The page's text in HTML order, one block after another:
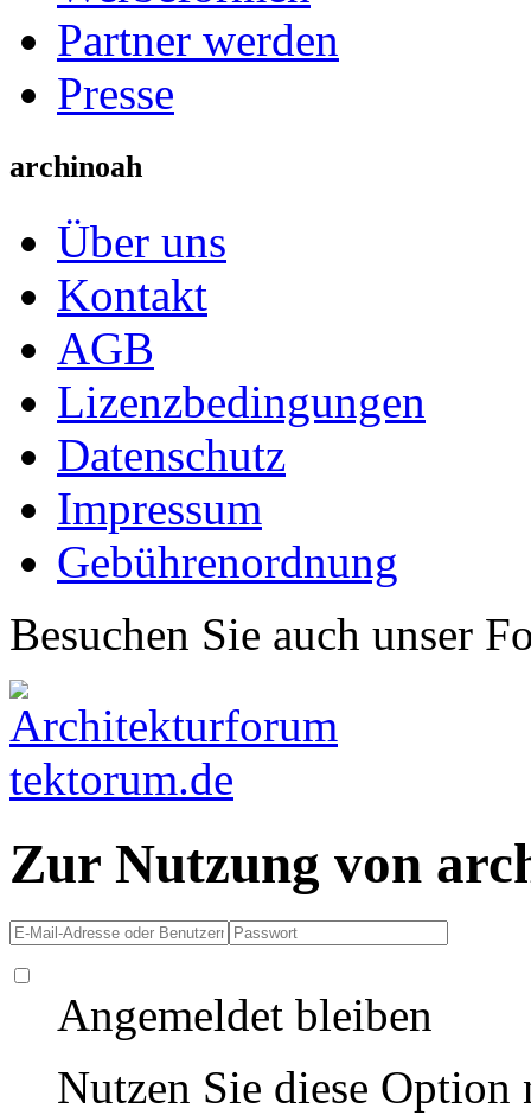
Partner werden
Presse
archinoah
Über uns
Kontakt
AGB
Lizenzbedingungen
Datenschutz
Impressum
Gebührenordnung
Besuchen Sie auch unser
Zur Nutzung von
Angemeldet bleiben
Nutzen Sie diese